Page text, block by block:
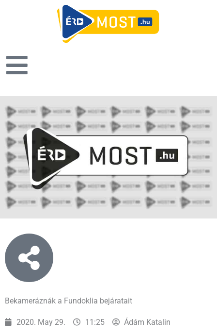
Bekameráznák a Fundoklia bejáratait
2020. May 29. 11:25 Ádám Katalin